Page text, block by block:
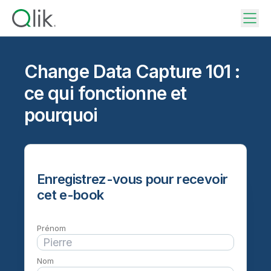
Change Data Capture 101 :
ce qui fonctionne et
pourquoi
Enregistrez-vous pour recevoir
cet e-book
Prénom
Nom